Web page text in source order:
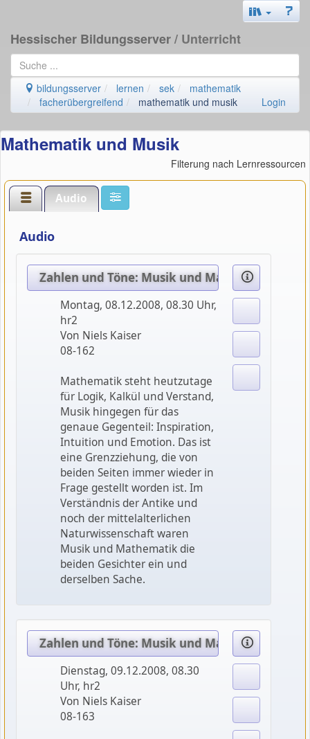
Hessischer Bildungsserver/ Unterricht
bildungsserver lernen sek
mathematik
facherübergreifend
mathematik und musik Login
Mathematik und Musik
Filterung nach Lernressourcen
Audio
Audio
Zahlen und Töne: Musik und Mathematik (1)
Montag, 08.12.2008, 08.30 Uhr,
hr2
Von Niels Kaiser
08-162
Mathematik steht heutzutage
für Logik, Kalkül und Verstand,
Musik hingegen für das
genaue Gegenteil: Inspiration,
Intuition und Emotion. Das ist
eine Grenzziehung, die von
beiden Seiten immer wieder in
Frage gestellt worden ist. Im
Verständnis der Antike und
noch der mittelalterlichen
Naturwissenschaft waren
Musik und Mathematik die
beiden Gesichter ein und
derselben Sache.
Zahlen und Töne: Musik und Mathematik (2)
Dienstag, 09.12.2008, 08.30
Uhr, hr2
Von Niels Kaiser
08-163